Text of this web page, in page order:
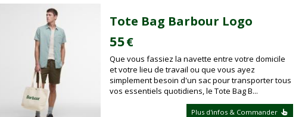
Tote Bag Barbour Logo
55€
Que vous fassiez la navette entre votre domicile
et votre lieu de travail ou que vous ayez
simplement besoin d'un sac pour transporter tous
vos essentiels quotidiens, le Tote Bag B...
Plus d'infos & Commander